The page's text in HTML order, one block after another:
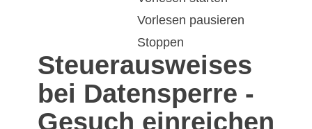
Vorlesen pausieren
Stoppen
Ausstellung eines
Steuerausweises
bei Datensperre -
Gesuch einreichen